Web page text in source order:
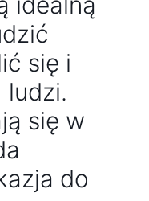
się i
ludzi.
się w
do